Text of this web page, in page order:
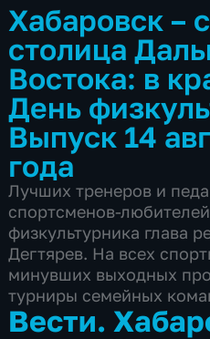
Хабаровск –
столица
Востока: в
День
Выпуск 14
года
Лучших тренеров и
спортсменов-
физкультурника глава
Дегтярев. На всех
минувших выходных
турниры семейных
Вести.